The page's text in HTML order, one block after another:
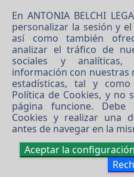
En ANTONIA BELCHI
personalizar la sesión y
así como también
analizar el tráfico de
sociales y
información con nuestras
estadísticas, tal y
Política de Cookies, y no
página funcione.
Cookies y realizar una
antes de navegar en la
Aceptar la